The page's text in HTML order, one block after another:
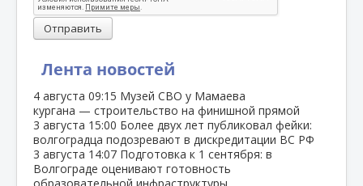
Лента новостей
4 августа 09:15 Музей СВО у Мамаева
кургана — строительство на финишной прямой
3 августа 15:00 Более двух лет публиковал фейки:
волгоградца подозревают в дискредитации ВС РФ
3 августа 14:07 Подготовка к 1 сентября: в
Волгограде оценивают готовность
Отправить